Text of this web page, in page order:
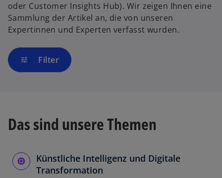
oder Customer Insights Hub). Wir zeigen Ihnen eine
Sammlung der Artikel an, die von unseren
Expertinnen und Experten verfasst wurden.
tune Filter
Das sind unsere Themen
Künstliche Intelligenz und Digitale
Transformation